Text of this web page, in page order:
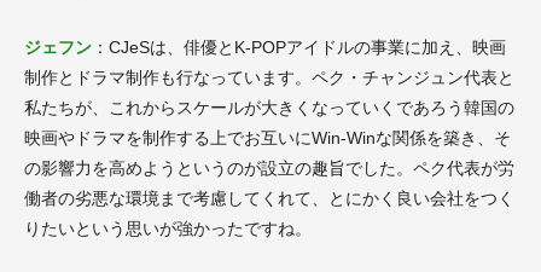
ジェフン ：CJeSは、俳優とK-POPアイドルの事業に加え、映画
制作とドラマ制作も行なっています。ペク・チャンジュン代表と
私たちが、これからスケールが大きくなっていくであろう韓国の
映画やドラマを制作する上でお互いにWin-Winな関係を築き、そ
の影響力を高めようというのが設立の趣旨でした。ペク代表が労
働者の劣悪な環境まで考慮してくれて、とにかく良い会社をつく
りたいという思いが強かったですね。